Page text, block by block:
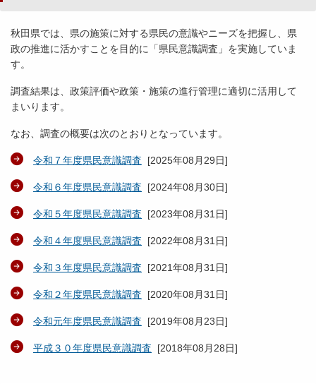
秋田県では、県の施策に対する県民の意識やニーズを把握し、県
政の推進に活かすことを目的に「県民意識調査」を実施していま
す。
調査結果は、政策評価や政策・施策の進行管理に適切に活用して
まいります。
なお、調査の概要は次のとおりとなっています。
令和７年度県民意識調査 [2025年08月29日]
令和６年度県民意識調査 [2024年08月30日]
令和５年度県民意識調査 [2023年08月31日]
令和４年度県民意識調査 [2022年08月31日]
令和３年度県民意識調査 [2021年08月31日]
令和２年度県民意識調査 [2020年08月31日]
令和元年度県民意識調査 [2019年08月23日]
平成３０年度県民意識調査 [2018年08月28日]